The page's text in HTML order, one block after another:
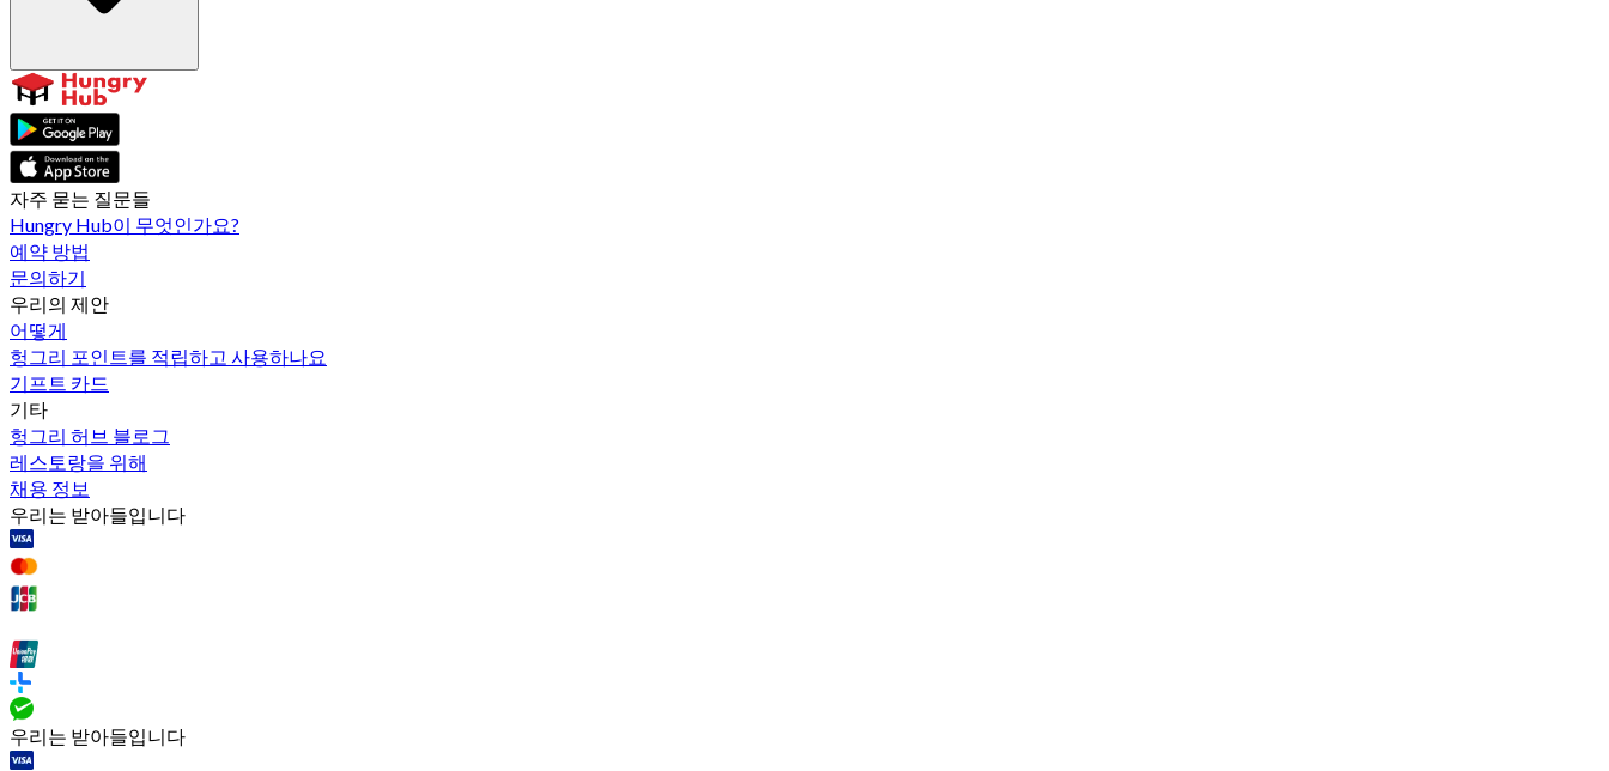
자주 묻는 질문들
Hungry Hub이 무엇인가요?
예약 방법
문의하기
우리의 제안
어떻게
헝그리 포인트를 적립하고 사용하나요
기프트 카드
기타
헝그리 허브 블로그
레스토랑을 위해
채용 정보
우리는 받아들입니다
우리는 받아들입니다